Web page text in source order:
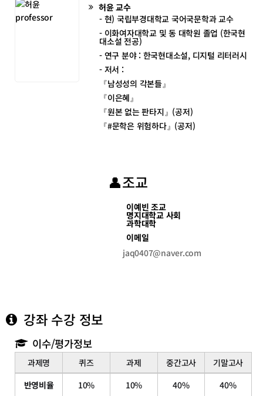
허윤교수
- 현) 국립부경대학교 국어국문학과 교수
- 이화여자대학교 및 동 대학원 졸업 (한국현
대소설 전공)
- 연구 분야 : 한국현대소설, 디지털 리터러시
- 저서 :
『남성성의 각본들』
『이은혜』
『원본 없는 판타지』(공저)
『#문학은 위험하다』(공저)
👤조교
이예빈 조교
명지대학교 사회
과학대학
이메일
jaq0407@naver.com
강좌 수강 정보
이수/평가정보
과제명 퀴즈 과제 중간고사
기말고사
반영비율
10% 10% 40%
40%